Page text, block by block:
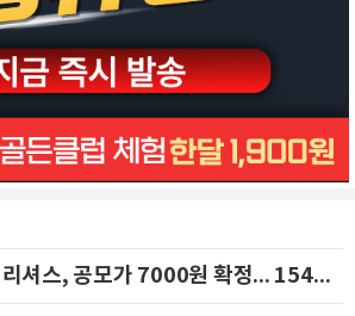
희망밴드 최상단 딜리셔스, 공모가 7000원 확정... 154억 규모 IPO 돌입